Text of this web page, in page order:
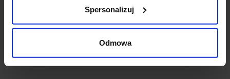
Spersonalizuj
Odmowa